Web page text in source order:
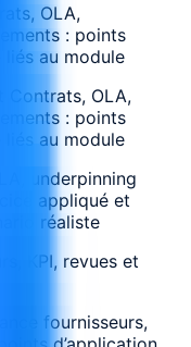
OLA,
: points
liés au module
Contrats, OLA,
: points
liés au module
underpinning
appliqué et
réaliste
KPI, revues et
fournisseurs,